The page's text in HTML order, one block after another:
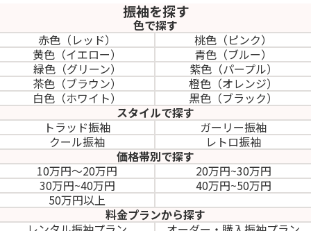
振袖を探す
色で探す
赤色（レッド）
桃色（ピンク）
黄色（イエロー）
青色（ブルー）
緑色（グリーン）
紫色（パープル）
茶色（ブラウン）
橙色（オレンジ）
白色（ホワイト）
黒色（ブラック）
スタイルで探す
トラッド振袖
ガーリー振袖
クール振袖
レトロ振袖
価格帯別で探す
10万円～20万円
20万円~30万円
30万円~40万円
40万円~50万円
50万円以上
料金プランから探す